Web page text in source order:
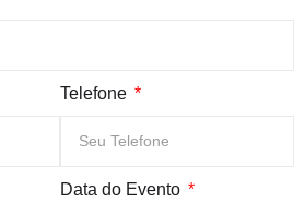
Telefone
Data do Evento